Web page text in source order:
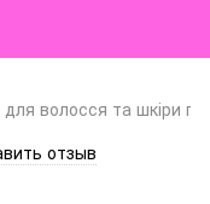
волосся та шкіри
отзыв